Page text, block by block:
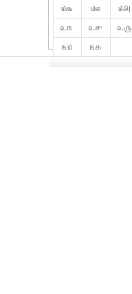
௰௬
௰௭ ௰௮
௨௩
௨௪ ௨௫
௩௰
௩௧